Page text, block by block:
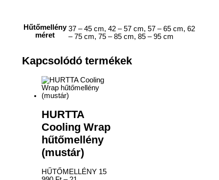
Hűtőmellény
méret
37 – 45 cm, 42 – 57 cm, 57 – 65 cm, 62
– 75 cm, 75 – 85 cm, 85 – 95 cm
Kapcsolódó termékek
HURTTA
Cooling Wrap
hűtőmellény
(mustár)
HŰTŐMELLÉNY 15